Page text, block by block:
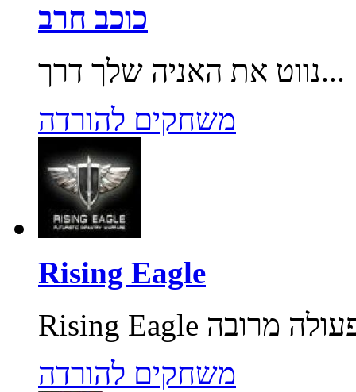
כוכב חרב
נווט את האניה שלך דרך...
משחקים להורדה
Rising Eagle
משחקים להורדה